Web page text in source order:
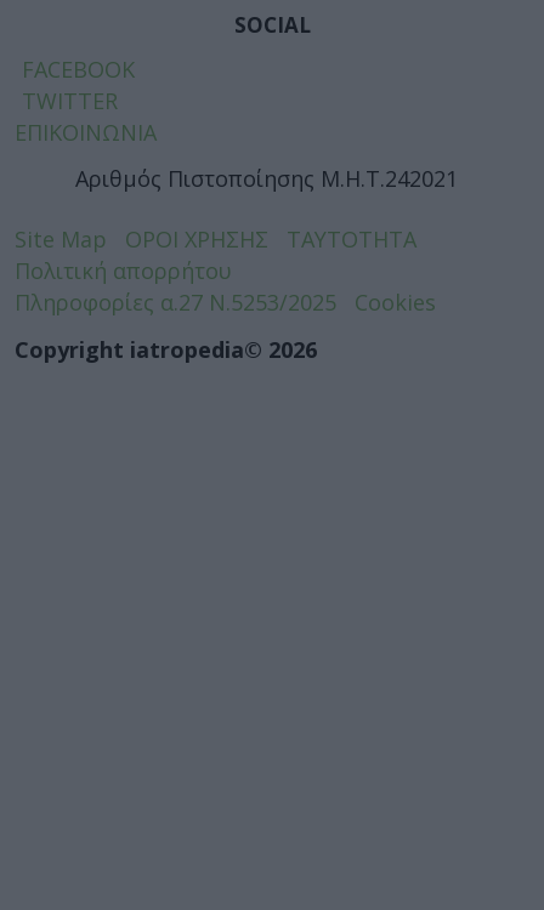
SOCIAL
FACEBOOK
TWITTER
ΕΠΙΚΟΙΝΩΝΙΑ
Αριθμός Πιστοποίησης Μ.Η.Τ.242021
Site Map ΟΡΟΙ ΧΡΗΣΗΣ
ΤΑΥΤΟΤΗΤΑ
Πολιτική απορρήτου
Πληροφορίες α.27 Ν.5253/2025
Cookies
Copyright iatropedia© 2026